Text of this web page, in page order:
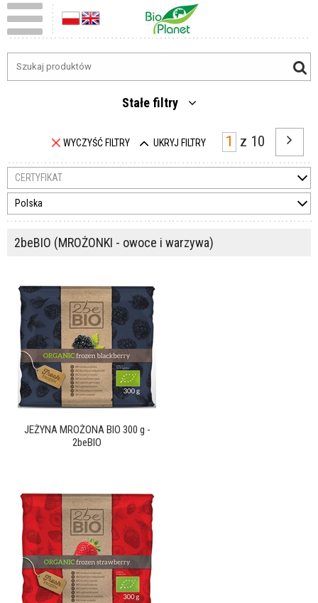
Stałe filtry
WYCZYŚĆ FILTRY UKRYJ FILTRY z 10
CERTYFIKAT
Polska
2beBIO (MROŻONKI - owoce i warzywa)
JEŻYNA MROŻONA BIO 300 g -
2beBIO